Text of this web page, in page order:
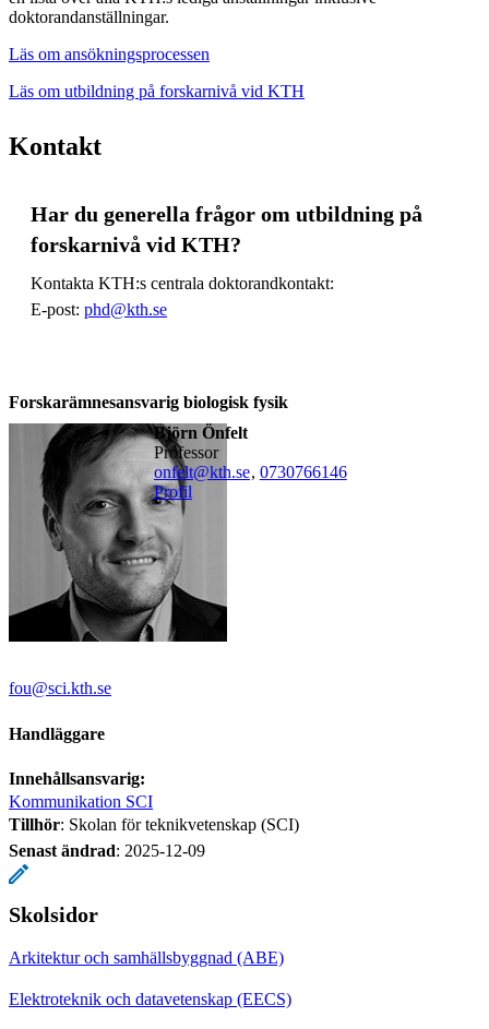
doktorandanställningar.
Läs om ansökningsprocessen
Läs om utbildning på forskarnivå vid KTH
Kontakt
Har du generella frågor om utbildning på
forskarnivå vid KTH?
Kontakta KTH:s centrala doktorandkontakt:
E-post: phd@kth.se
Forskarämnesansvarig biologisk fysik
Björn Önfelt
professor
onfelt@kth.se, 0730766146
Profil
fou@sci.kth.se
Handläggare
Innehållsansvarig:
Kommunikation SCI
Tillhör: Skolan för teknikvetenskap (SCI)
Senast ändrad: 2025-12-09
Skolsidor
Arkitektur och samhällsbyggnad (ABE)
Elektroteknik och datavetenskap (EECS)